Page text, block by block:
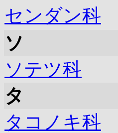
センダン科
ソ
ソテツ科
タ
タコノキ科